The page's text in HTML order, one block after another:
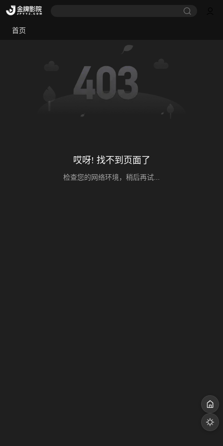
首页
哎呀! 找不到页面了
检查您的网络环境，稍后再试...